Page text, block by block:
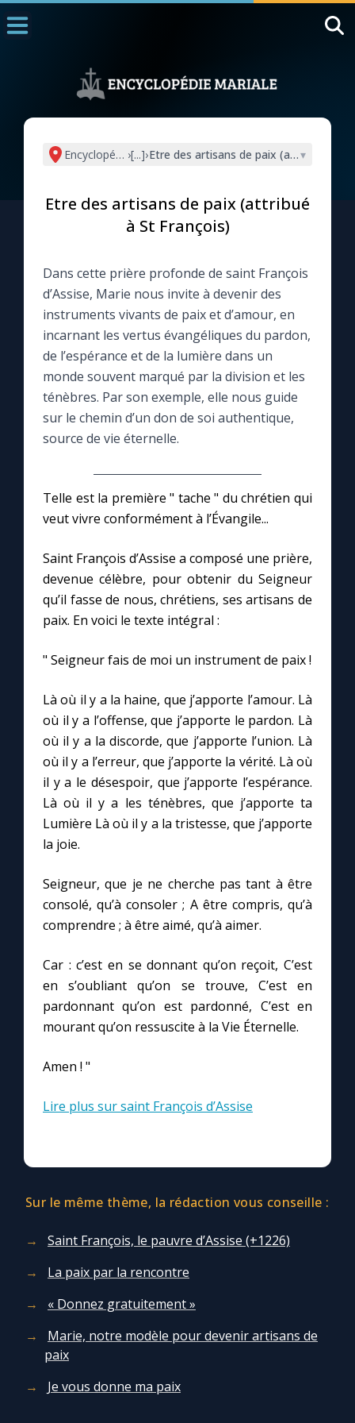
L'actualité de la semaine
La newsletter
La vidéo de la semaine
Le compte Tiktok
Le magazine
Prier au quotidien
Avec Thérèse de Lisieux
L'Évangile chaque jour
Les premiers samedis du mois
Marie qui défait les nœuds
Me consacrer à Jésus par Marie
Mes intentions de prière
Une Minute avec Marie
Une neuvaine
À la une
1000 Raisons de Croire
Chapelet pour le monde
Contact
Faire un don
Marie de Nazareth
Encyclopédie mariale
›[...]›Etre des artisans de paix (attribué à St
▾
Etre des artisans de paix (attribué
à St François)
Dans cette prière profonde de saint François
d’Assise, Marie nous invite à devenir des
instruments vivants de paix et d’amour, en
incarnant les vertus évangéliques du pardon,
de l’espérance et de la lumière dans un
monde souvent marqué par la division et les
ténèbres. Par son exemple, elle nous guide
sur le chemin d’un don de soi authentique,
source de vie éternelle.
Telle est la première " tache " du chrétien qui
veut vivre conformément à l’Évangile...
Saint François d’Assise a composé une prière,
devenue célèbre, pour obtenir du Seigneur
qu’il fasse de nous, chrétiens, ses artisans de
paix. En voici le texte intégral :
" Seigneur fais de moi un instrument de paix !
Là où il y a la haine, que j’apporte l’amour. Là
où il y a l’offense, que j’apporte le pardon. Là
où il y a la discorde, que j’apporte l’union. Là
où il y a l’erreur, que j’apporte la vérité. Là où
il y a le désespoir, que j’apporte l’espérance.
Là où il y a les ténèbres, que j’apporte ta
Lumière Là où il y a la tristesse, que j’apporte
la joie.
Seigneur, que je ne cherche pas tant à être
consolé, qu’à consoler ; A être compris, qu’à
comprendre ; à être aimé, qu’à aimer.
Car : c’est en se donnant qu’on reçoit, C’est
en s’oubliant qu’on se trouve, C’est en
pardonnant qu’on est pardonné, C’est en
mourant qu’on ressuscite à la Vie Éternelle.
Amen ! "
Lire plus sur saint François d’Assise
Sur le même thème, la rédaction vous conseille :
Saint François, le pauvre d’Assise (+1226)
La paix par la rencontre
« Donnez gratuitement »
Marie, notre modèle pour devenir artisans de
paix
Je vous donne ma paix